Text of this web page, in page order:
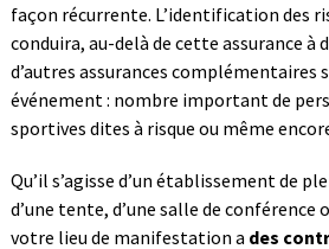
façon récurrente. L’identification des
conduira, au-delà de cette assurance à
d’autres assurances
événement : nombre important de
sportives dites à risque ou même
Qu’il s’agisse d’un établissement de
d’une tente, d’une salle de conférence
votre lieu de manifestation a des